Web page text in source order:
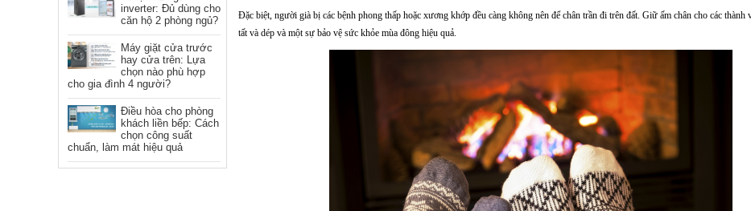
inverter: Đủ dùng cho
căn hộ 2 phòng ngủ?
Máy giặt cửa trước
hay cửa trên: Lựa
chọn nào phù hợp
cho gia đình 4 người?
Điều hòa cho phòng
khách liền bếp: Cách
chọn công suất
chuẩn, làm mát hiệu quả
Đặc biệt, người già bị các bệnh phong thấp hoặc xương khớp đều càng không nên để chân trần đi trên đất. Giữ ấm chân cho các thành
tất và dép và một sự bảo vệ sức khỏe mùa đông hiệu quả.